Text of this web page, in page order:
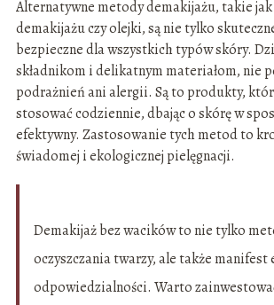
Alternatywne metody demakijażu, takie
demakijażu czy olejki, są nie tylko
bezpieczne dla wszystkich typów skóry.
składnikom i delikatnym materiałom, nie
podrażnień ani alergii. Są to produkty,
stosować codziennie, dbając o skórę w
efektywny. Zastosowanie tych metod to
świadomej i ekologicznej pielęgnacji.
Demakijaż bez wacików to nie tylko
oczyszczania twarzy, ale także manifest
odpowiedzialności. Warto